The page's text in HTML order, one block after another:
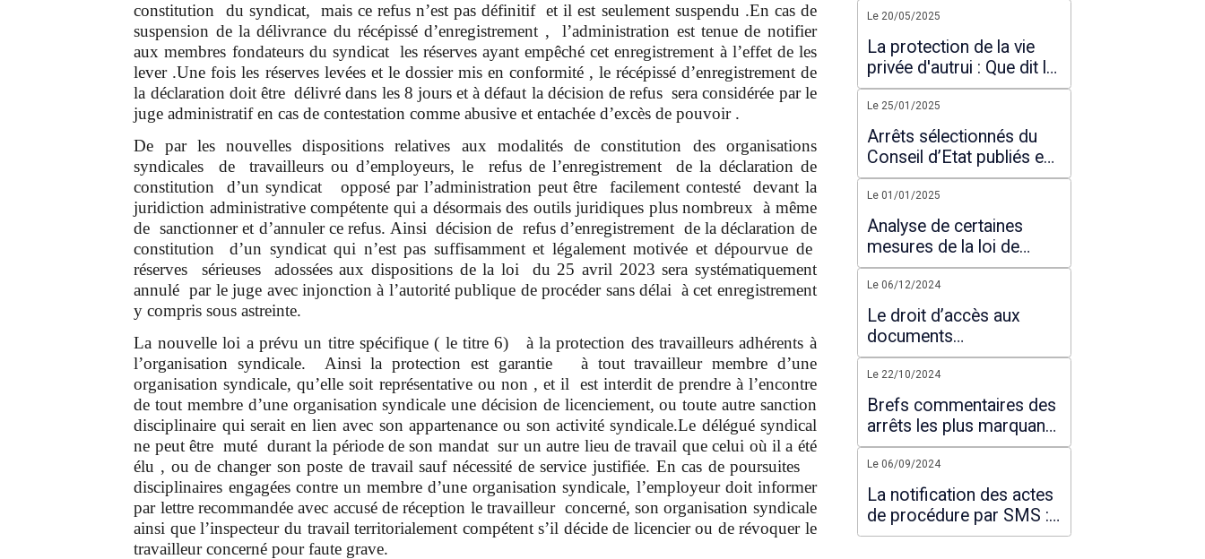
constitution du syndicat, mais ce refus n’est pas définitif et il est seulement suspendu .En cas de
suspension de la délivrance du récépissé d’enregistrement , l’administration est tenue de notifier
aux membres fondateurs du syndicat les réserves ayant empêché cet enregistrement à l’effet de les
lever .Une fois les réserves levées et le dossier mis en conformité , le récépissé d’enregistrement de
la déclaration doit être délivré dans les 8 jours et à défaut la décision de refus sera considérée par le
juge administratif en cas de contestation comme abusive et entachée d’excès de pouvoir .
De par les nouvelles dispositions relatives aux modalités de constitution des organisations
syndicales de travailleurs ou d’employeurs, le refus de l’enregistrement de la déclaration de
constitution d’un syndicat opposé par l’administration peut être facilement contesté devant la
juridiction administrative compétente qui a désormais des outils juridiques plus nombreux à même
de sanctionner et d’annuler ce refus. Ainsi décision de refus d’enregistrement de la déclaration de
constitution d’un syndicat qui n’est pas suffisamment et légalement motivée et dépourvue de
réserves sérieuses adossées aux dispositions de la loi du 25 avril 2023 sera systématiquement
annulé par le juge avec injonction à l’autorité publique de procéder sans délai à cet enregistrement
y compris sous astreinte.
La nouvelle loi a prévu un titre spécifique ( le titre 6) à la protection des travailleurs adhérents à
l’organisation syndicale. Ainsi la protection est garantie à tout travailleur membre d’une
organisation syndicale, qu’elle soit représentative ou non , et il est interdit de prendre à l’encontre
de tout membre d’une organisation syndicale une décision de licenciement, ou toute autre sanction
disciplinaire qui serait en lien avec son appartenance ou son activité syndicale.Le délégué syndical
ne peut être muté durant la période de son mandat sur un autre lieu de travail que celui où il a été
élu , ou de changer son poste de travail sauf nécessité de service justifiée. En cas de poursuites
disciplinaires engagées contre un membre d’une organisation syndicale, l’employeur doit informer
par lettre recommandée avec accusé de réception le travailleur concerné, son organisation syndicale
ainsi que l’inspecteur du travail territorialement compétent s’il décide de licencier ou de révoquer le
travailleur concerné pour faute grave.
Le 20/05/2025
La protection de la vie
privée d'autrui : Que dit la
loi ?
Le 25/01/2025
Arrêts sélectionnés du
Conseil d’Etat publiés en
2024
Le 01/01/2025
Analyse de certaines
mesures de la loi de
finances pour 2025
Le 06/12/2024
Le droit d’accès aux
documents
administratifs : Ce que
prévoit la loi
Le 22/10/2024
Brefs commentaires des
arrêts les plus marquants
rendus par la Cour
suprême en 2024
Le 06/09/2024
La notification des actes
de procédure par SMS :
une pratique illégale ?